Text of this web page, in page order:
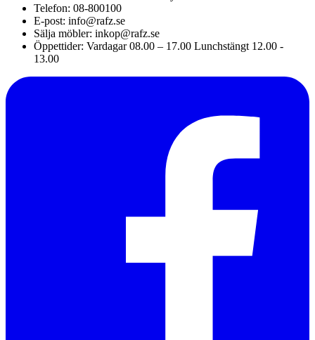
Telefon: 08-800100
E-post: info@rafz.se
Sälja möbler: inkop@rafz.se
Öppettider: Vardagar 08.00 – 17.00 Lunchstängt 12.00 -
13.00